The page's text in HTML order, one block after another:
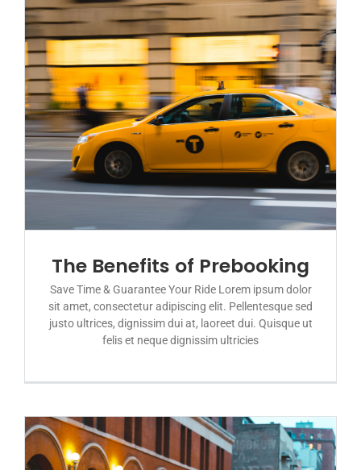
The Benefits of Prebooking
Save Time & Guarantee Your Ride Lorem ipsum dolor
sit amet, consectetur adipiscing elit. Pellentesque sed
justo ultrices, dignissim dui at, laoreet dui. Quisque ut
felis et neque dignissim ultricies